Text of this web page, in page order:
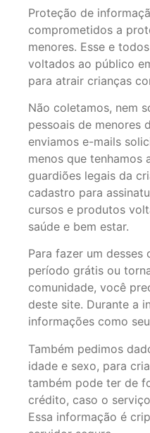
Proteção de
comprometidos a
menores. Esse e
voltados ao público
para atrair crianças
Não coletamos, nem
pessoais de menores
enviamos e-mails
menos que tenhamos
guardiões legais da
cadastro para
cursos e produtos
saúde e bem estar.
Para fazer um desses
período grátis ou
comunidade, você
deste site. Durante a
informações como
Também pedimos
idade e sexo, para
também pode ter de
crédito, caso o
Essa informação é